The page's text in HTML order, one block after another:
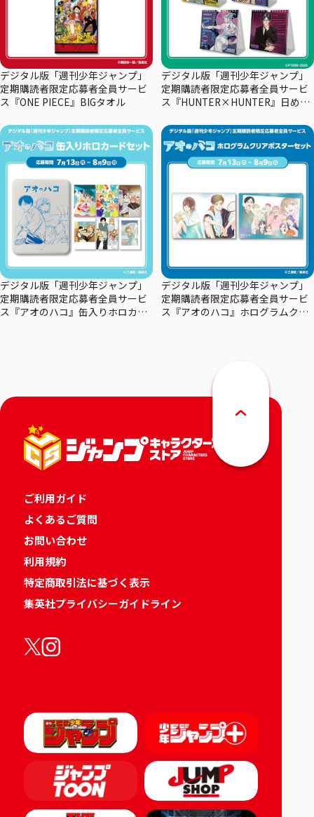
デジタル版「週刊少年ジャンプ」
定期購読者限定応募者全員サービ
ス『ONE PIECE』BIGタオル
デジタル版「週刊少年ジャンプ」
定期購読者限定応募者全員サービ
ス『HUNTER×HUNTER』日めく
デジタル版「週刊少年ジャンプ」
定期購読者限定応募者全員サービ
ス『アオのハコ』缶入りホロカー
デジタル版「週刊少年ジャンプ」
定期購読者限定応募者全員サービ
ス『アオのハコ』ホログラムクリ
ご利用ガイド
よくあるご質問
お問い合わせ
利用規約
特定商取引法に基づく表示
集英社プライバシーガイドライン